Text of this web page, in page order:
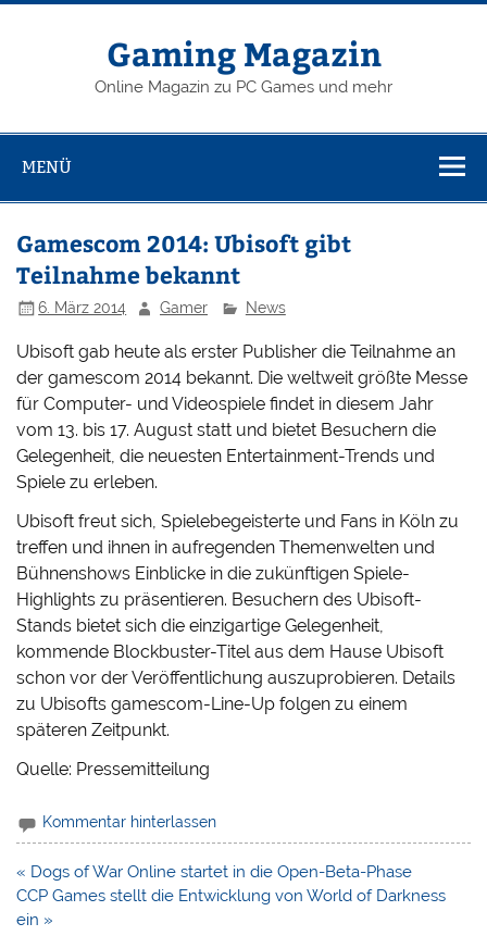
Zum
Gaming Magazin
Online Magazin zu PC Games und mehr
MENÜ
Gamescom 2014: Ubisoft gibt
Teilnahme bekannt
6. März 2014 Gamer News
Ubisoft gab heute als erster Publisher die Teilnahme an
der gamescom 2014 bekannt. Die weltweit größte Messe
für Computer- und Videospiele findet in diesem Jahr
vom 13. bis 17. August statt und bietet Besuchern die
Gelegenheit, die neuesten Entertainment-Trends und
Spiele zu erleben.
Ubisoft freut sich, Spielebegeisterte und Fans in Köln zu
treffen und ihnen in aufregenden Themenwelten und
Bühnenshows Einblicke in die zukünftigen Spiele-
Highlights zu präsentieren. Besuchern des Ubisoft-
Stands bietet sich die einzigartige Gelegenheit,
kommende Blockbuster-Titel aus dem Hause Ubisoft
schon vor der Veröffentlichung auszuprobieren. Details
zu Ubisofts gamescom-Line-Up folgen zu einem
späteren Zeitpunkt.
Quelle: Pressemitteilung
Kommentar hinterlassen
Beitragsnavigation
« Dogs of War Online startet in die Open-Beta-Phase
CCP Games stellt die Entwicklung von World of Darkness
ein »